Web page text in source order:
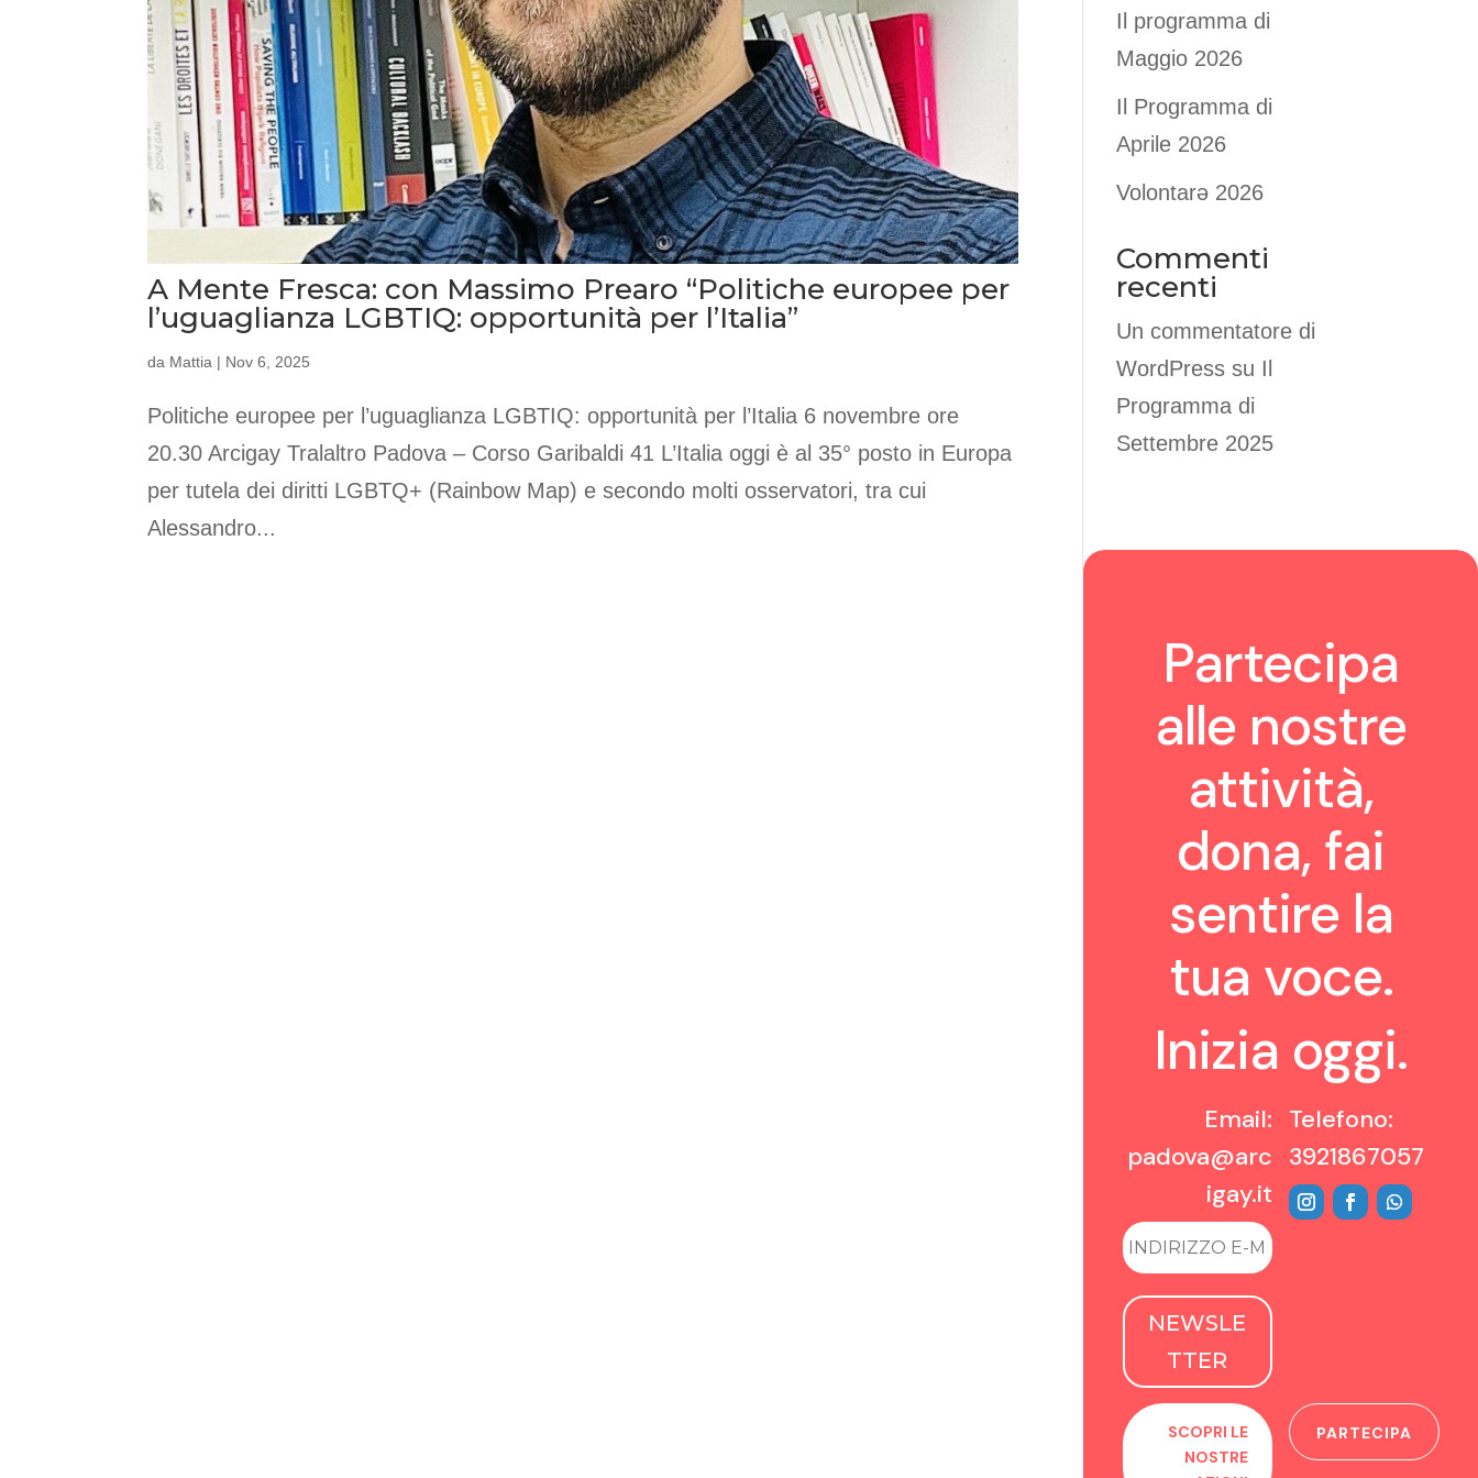
A Mente Fresca: con Massimo Prearo “Politiche europee per
l’uguaglianza LGBTIQ: opportunità per l’Italia”
da Mattia | Nov 6, 2025
Politiche europee per l’uguaglianza LGBTIQ: opportunità per l’Italia 6 novembre ore
20.30 Arcigay Tralaltro Padova – Corso Garibaldi 41 L’Italia oggi è al 35° posto in Europa
per tutela dei diritti LGBTQ+ (Rainbow Map) e secondo molti osservatori, tra cui
Alessandro...
Il programma di
Maggio 2026
Il Programma di
Aprile 2026
Volontarə 2026
Commenti
recenti
Un commentatore di
WordPress su Il
Programma di
Settembre 2025
Partecipa
alle nostre
attività,
dona, fai
sentire la
tua voce.
Inizia oggi.
Email:
padova@arc
igay.it
NEWSLE
TTER
Telefono:
3921867057
SCOPRI LE
NOSTRE
PARTECIPA